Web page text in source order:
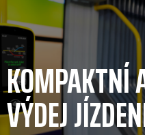
KOMPAKTNÍ
VÝDEJ